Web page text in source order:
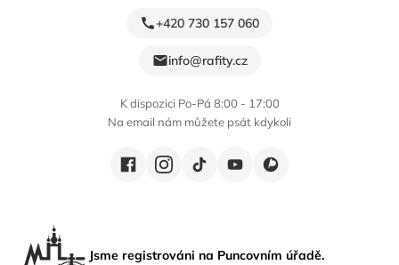
+420 730 157 060
info@rafity.cz
K dispozici Po-Pá 8:00 - 17:00
Na email nám můžete psát kdykoli
Jsme registrováni na Puncovním úřadě.